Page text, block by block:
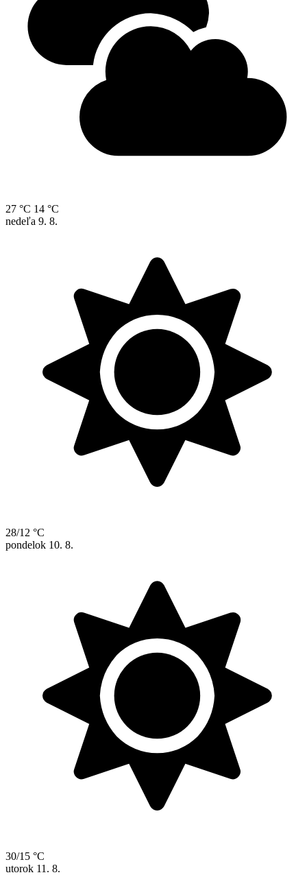
27 °C 14 °C
nedeľa 9. 8.
28/12 °C
pondelok 10. 8.
30/15 °C
utorok 11. 8.